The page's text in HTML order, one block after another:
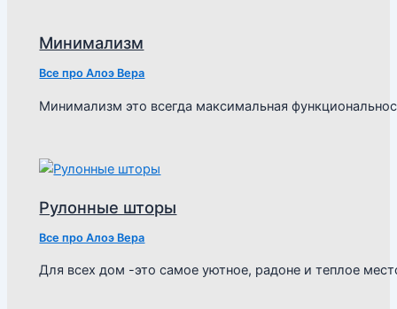
Минимализм
Все про Алоэ Вера
Минимализм это всегда максимальная
Рулонные шторы
Все про Алоэ Вера
Для всех дом -это самое уютное, радоне и теплое